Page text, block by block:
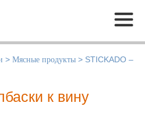
Меню
> Мясные продукты > STICKADO –
к вину